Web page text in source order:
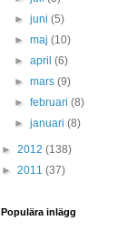
►juni(5)
►maj(10)
►april(6)
►mars(9)
►februari(8)
►januari(8)
► 2012 (138)
► 2011 (37)
Populära inlägg